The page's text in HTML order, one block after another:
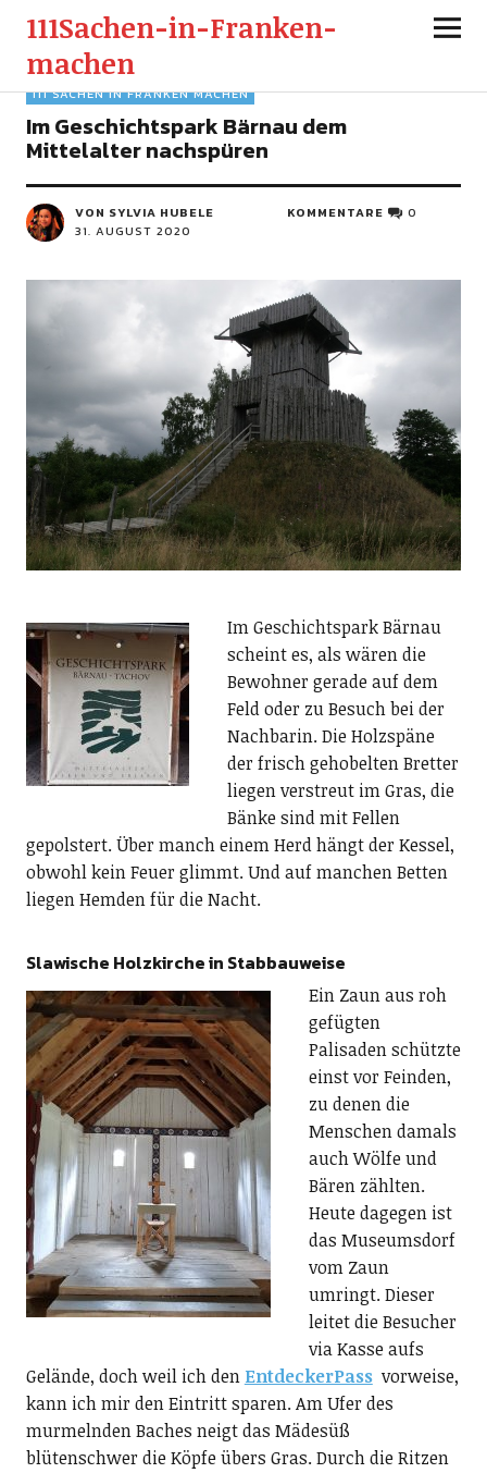
111Sachen-in-Franken-
machen
111 SACHEN IN FRANKEN MACHEN
Im Geschichtspark Bärnau dem
Mittelalter nachspüren
VON SYLVIA HUBELE
31. AUGUST 2020
KOMMENTARE 0
Im Geschichtspark Bärnau
scheint es, als wären die
Bewohner gerade auf dem
Feld oder zu Besuch bei der
Nachbarin. Die Holzspäne
der frisch gehobelten Bretter
liegen verstreut im Gras, die
Bänke sind mit Fellen
gepolstert. Über manch einem Herd hängt der Kessel,
obwohl kein Feuer glimmt. Und auf manchen Betten
liegen Hemden für die Nacht.
Slawische Holzkirche in Stabbauweise
Ein Zaun aus roh
gefügten
Palisaden schützte
einst vor Feinden,
zu denen die
Menschen damals
auch Wölfe und
Bären zählten.
Heute dagegen ist
das Museumsdorf
vom Zaun
umringt. Dieser
leitet die Besucher
via Kasse aufs
Gelände, doch weil ich den EntdeckerPassvorweise,
kann ich mir den Eintritt sparen. Am Ufer des
murmelnden Baches neigt das Mädesüß
blütenschwer die Köpfe übers Gras. Durch die Ritzen